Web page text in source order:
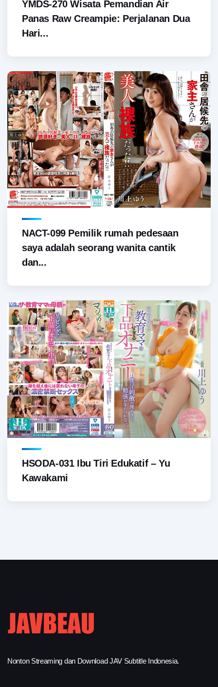
YMDS-270 Wisata Pemandian Air
Panas Raw Creampie: Perjalanan Dua
Hari...
NACT-099 Pemilik rumah pedesaan
saya adalah seorang wanita cantik
dan...
HSODA-031 Ibu Tiri Edukatif – Yu
Kawakami
Nonton Streaming dan Download JAV Subtitle Indonesia.